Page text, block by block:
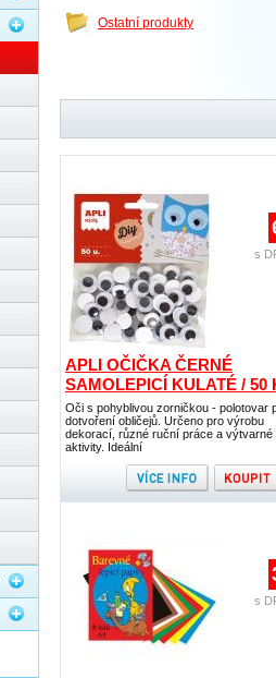
Ostatní produkty
APLI OČIČKA ČERNÉ
SAMOLEPICÍ KULATÉ / 50
Oči s pohyblivou zorničkou - polotovar
dotvoření obličejů. Určeno pro výrobu
dekorací, různé ruční práce a výtvarné
aktivity. Ideální
s
s